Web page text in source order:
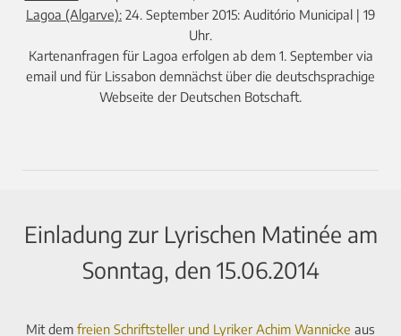
Lagoa (Algarve): 24. September 2015: Auditório Municipal | 19
Uhr.
Kartenanfragen für Lagoa erfolgen ab dem 1. September via
email und für Lissabon demnächst über die deutschsprachige
Webseite der Deutschen Botschaft.
Einladung zur Lyrischen Matinée am
Sonntag, den 15.06.2014
Mit dem freien Schriftsteller und Lyriker Achim Wannicke aus